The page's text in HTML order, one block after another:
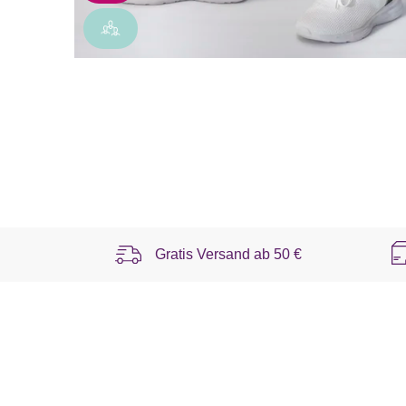
Gratis Versand ab 50 €